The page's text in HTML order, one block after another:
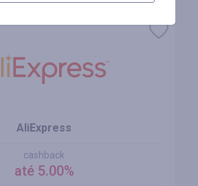
AliExpress
cashback
até 5.00%